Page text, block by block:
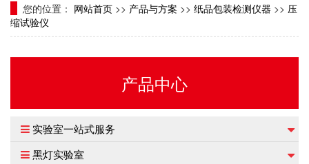
您的位置： 网站首页 >> 产品与方案 >> 纸品包装检测仪器 >> 压
缩试验仪
产品中心
实验室一站式服务
黑灯实验室